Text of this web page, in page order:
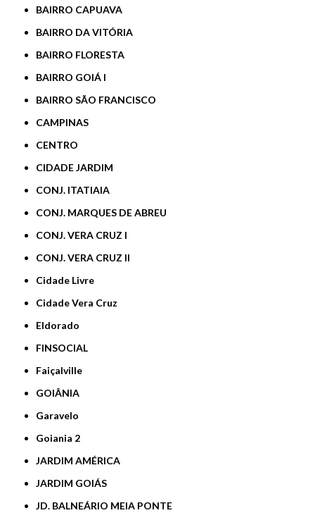
BAIRRO CAPUAVA
BAIRRO DA VITÓRIA
BAIRRO FLORESTA
BAIRRO GOIÁ I
BAIRRO SÃO FRANCISCO
CAMPINAS
CENTRO
CIDADE JARDIM
CONJ. ITATIAIA
CONJ. MARQUES DE ABREU
CONJ. VERA CRUZ I
CONJ. VERA CRUZ II
Cidade Livre
Cidade Vera Cruz
Eldorado
FINSOCIAL
Faiçalville
GOIÂNIA
Garavelo
Goiania 2
JARDIM AMÉRICA
JARDIM GOIÁS
JD. BALNEÁRIO MEIA PONTE